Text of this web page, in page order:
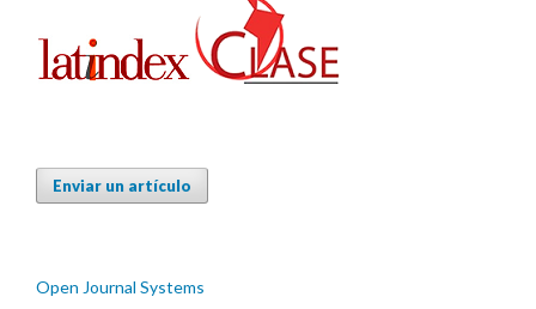
Enviar un artículo
Open Journal Systems